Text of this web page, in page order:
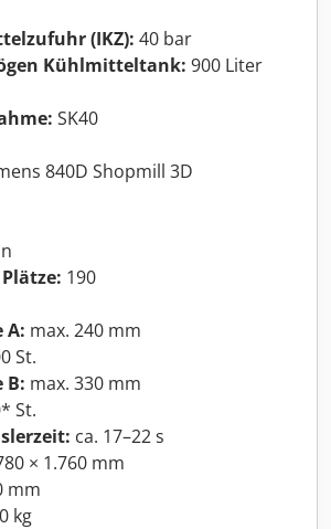
(IKZ): 40 bar
Kühlmitteltank: 900 Liter
SK40
840D Shopmill 3D
190
A: max. 240 mm
St.
B: max. 330 mm
St.
ca. 17–22 s
× 1.760 mm
mm
kg